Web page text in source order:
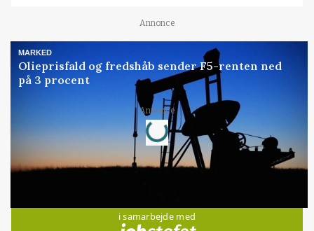
Annonce
MARKED
Olieprisfald og fredshåb sender F5-renten ned
på 3 procent
Annonce
Loading...
i samarbejde med